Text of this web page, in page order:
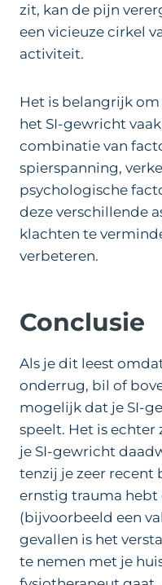
zit, kan de pijn
een vicieuze cirkel
activiteit.
Het is belangrijk
het SI-gewricht
combinatie van
spierspanning,
psychologische
deze verschillende
klachten te
verbeteren.
Conclusie
Als je dit leest
onderrug, bil of
mogelijk dat je SI-
speelt. Het is
je SI-gewricht
tenzij je zeer recent
ernstig trauma
(bijvoorbeeld een
gevallen is het
te nemen met je